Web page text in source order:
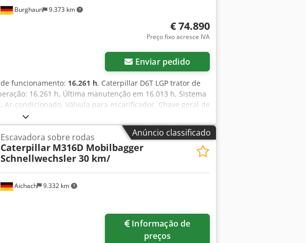
Burghaun 9.373 km
€ 74.890
Preço fixo acresce IVA
Enviar pedido
funcionamento: 16.261 h, Caterpillar D6T LGP trator de
16.261 h, Última manutenção em 16.013 h, Sistema
Ar-condicionado, Válvula para escarificador, Chave geral de
Cjdpjy H Uupsfx Ahaorf Sob consulta, podemos oferecer
(tel.) terá prazer em atendê-lo. Mais informações
prévia! = Informações adicionais = Tração: Esteiras Para
Ebert.
Anúncio classificado
Aichach 9.332 km
Escavadora sobre rodas
Caterpillar M316D Mobilbagger
Schnellwechsler 30 km/
preços